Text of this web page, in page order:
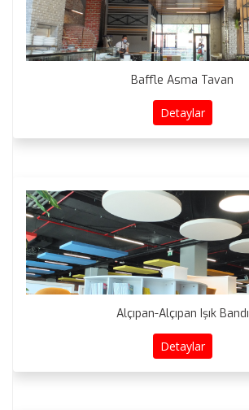
Baffle Asma Tavan
Detaylar
Alçıpan-Alçıpan Işık Bandı
Detaylar